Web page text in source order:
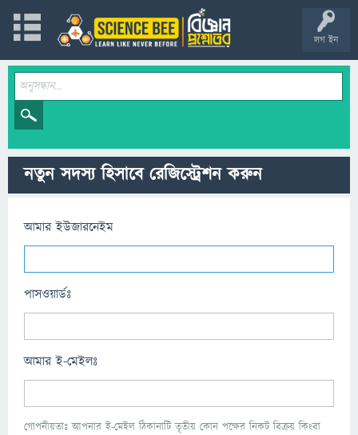
লগ ইন
নতুন সদস্য হিসাবে রেজিস্ট্রেশন করুন
আমার ইউজারনেইম
পাসওয়ার্ডঃ
আমার ই-মেইলঃ
গোপনীয়তাঃ আপনার ই-মেইল ঠিকানাটি তৃতীয় কোন পক্ষের নিকট বিক্রয় কিংবা